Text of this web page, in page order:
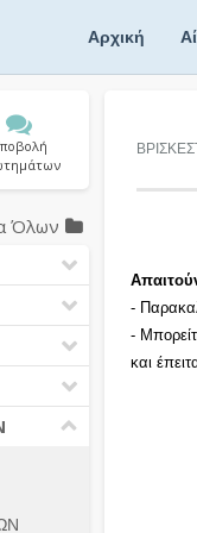
Αρχική
-
-
και
Όλων
-19